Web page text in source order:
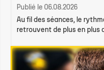
Publié le 06.08.2026
Au fil des séances, le
retrouvent de plus en plus